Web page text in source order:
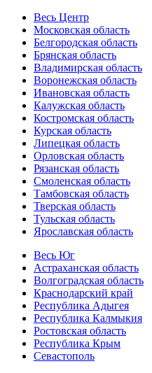
Весь Центр
Московская область
Белгородская область
Брянская область
Владимирская область
Воронежская область
Ивановская область
Калужская область
Костромская область
Курская область
Липецкая область
Орловская область
Рязанская область
Смоленская область
Тамбовская область
Тверская область
Тульская область
Ярославская область
Весь Юг
Астраханская область
Волгоградская область
Краснодарский край
Республика Адыгея
Республика Калмыкия
Ростовская область
Республика Крым
Севастополь